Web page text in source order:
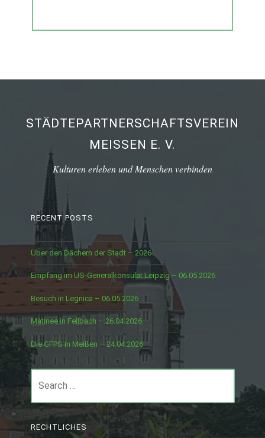
STÄDTEPARTNERSCHAFTSVEREIN
MEISSEN E. V.
Kulturen erleben und Menschen verbinden
RECENT POSTS
Über den Dächern der Stadt – 2026
Empfang im US-Generalkonsulat Leipzig – 06.05.2026
Besuch in Legnica – 06.05.2026
Matinee in Fellbach – 26.04.2026
Die GFPS in Meißen – 24.04.2026
for:
RECHTLICHES